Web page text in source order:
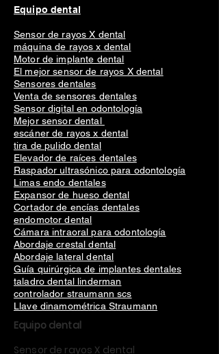
Equipo dental
Sensor de rayos X dental
máquina de rayos x dental
Motor de implante dental
El mejor sensor de rayos X dental
Sensores dentales
Venta de sensores dentales
Sensor digital en odontología
Mejor sensor dental
escáner de rayos x dental
tira de pulido dental
Elevador de raíces dentales
Raspador ultrasónico para odontología
Limas endo dentales
Expansor de hueso dental
Cortador de encías dentales
endomotor dental
Cámara intraoral para odontología
Abordaje crestal dental
Abordaje lateral dental
Guía quirúrgica de implantes dentales
taladro dental linderman
controlador straumann scs
Llave dinamométrica Straumann
Equipo dental
Sensor de rayos X dental